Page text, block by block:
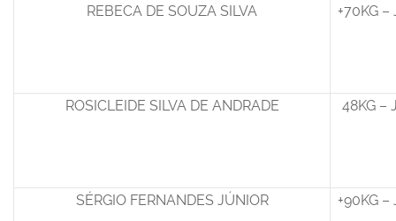
REBECA DE SOUZA SILVA +70KG –
ROSICLEIDE SILVA DE ANDRADE 48KG –
SÉRGIO FERNANDES JÚNIOR +90KG –